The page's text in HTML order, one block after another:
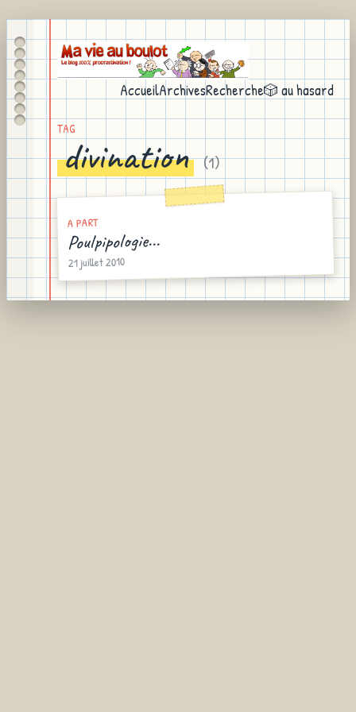
AccueilArchivesRecherche🎲 au hasard
TAG
divination (1)
A PART
Poulpipologie...
21 juillet 2010